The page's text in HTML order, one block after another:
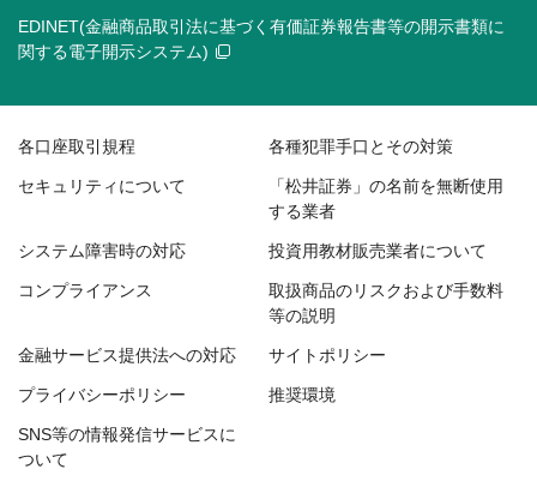
EDINET(金融商品取引法に基づく有価証券報告書等の開示書類に
関する電子開示システム)
各口座取引規程 各種犯罪手口とその対策
セキュリティについて
「松井証券」の名前を無断使用
する業者
システム障害時の対応 投資用教材販売業者について
コンプライアンス
取扱商品のリスクおよび手数料
等の説明
金融サービス提供法への対応 サイトポリシー
プライバシーポリシー 推奨環境
SNS等の情報発信サービスに
ついて